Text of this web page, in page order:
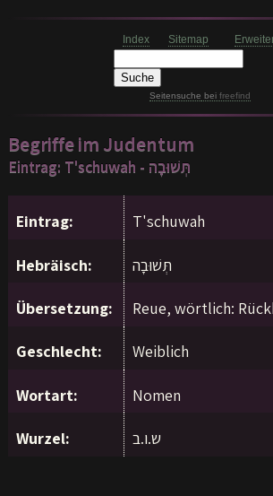
Index Sitemap
Seitensuche beifreefind
Begriffe im Judentum
Eintrag: T'schuwah - תְּשׁוּבָה
Eintrag: T'schuwah
Hebräisch: תְּשׁוּבָה
Übersetzung: Reue, wörtlich:
Geschlecht: Weiblich
Wortart: Nomen
Wurzel: ש.ו.ב